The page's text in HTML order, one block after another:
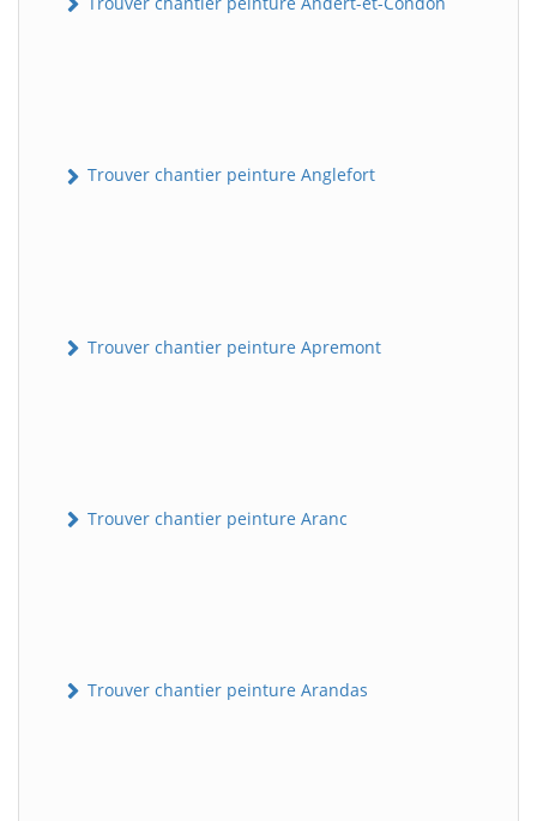
Trouver chantier peinture Anglefort
Trouver chantier peinture Apremont
Trouver chantier peinture Aranc
Trouver chantier peinture Arandas